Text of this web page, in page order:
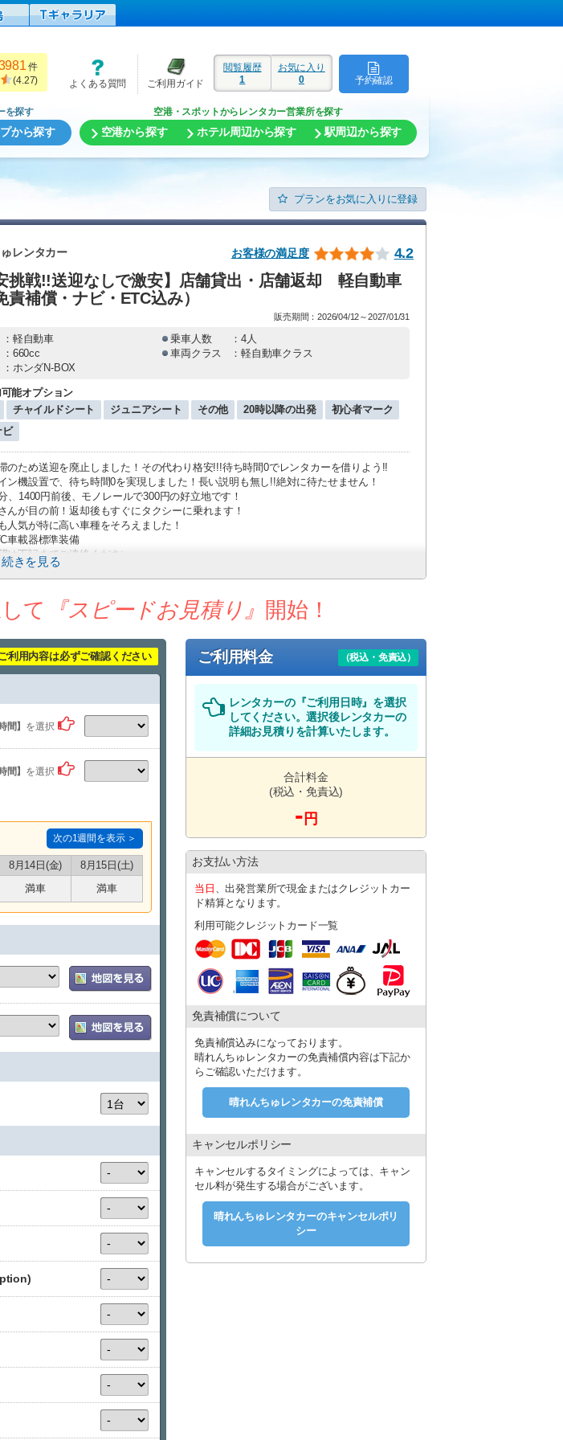
件
(4.27) 予約確認
閲覧履歴
1
お気に入り
0
よくある質問 ご利用ガイド
を探す
から探す
空港・スポットからレンタカー営業所を探す
空港から探す ホテル周辺から探す 駅周辺から探す
プランをお気に入りに登録
お客様の満足度 4.2
レンタカー
挑戦!!送迎なしで激安】店舗貸出・店舗返却 軽自動車
責補償・ナビ・ETC込み）
販売期間：2026/04/12～2027/01/31
：軽自動車 乗車人数
：4人
：660cc 車両クラス
：軽自動車クラス
：ホンダN-BOX
能オプション
チャイルドシート ジュニアシート その他 20時以降の出発
初心者マーク
ビ
のため送迎を廃止しました！その代わり格安!!!待ち時間0でレンタカーを借りよう!!
ン機設置で、待ち時間0を実現しました！長い説明も無し!!絶対に待たせません！
、1400円前後、モノレールで300円の好立地です！
んが目の前！返却後もすぐにタクシーに乗れます！
人気が特に高い車種をそろえました！
車載器標準装備
は下記までご連絡ください。
080-6483-1406
続きを
て 『スピードお見積り』 開始！
利用内容は必ずご確認ください
間】 を選択
間】 を選択
次の1週間を表示 ＞
8月14日(金)
8月15日(土)
満車 満車
ご利用料金 （税込・免責込）
レンタカーの『ご利用日時』を選択
してください。選択後レンタカーの
詳細お見積りを計算いたします。
合計料金
(税込・免責込)
- 円
お支払い方法
当日 、出発営業所で現金またはクレジットカー
ド精算となります。
利用可能クレジットカード一覧
免責補償について
免責補償込みになっております。
晴れんちゅレンタカーの免責補償内容は下記か
らご確認いただけます。
晴れんちゅレンタカーの免責補償
キャンセルポリシー
キャンセルするタイミングによっては、キャン
セル料が発生する場合がございます。
晴れんちゅレンタカーのキャンセルポリ
シー